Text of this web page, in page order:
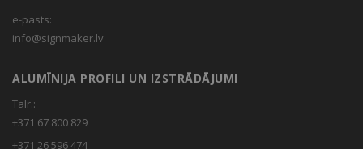
e-pasts:
info@signmaker.lv
ALUMĪNIJA PROFILI UN IZSTRĀDĀJUMI
Talr.:
+371 67 800 829
+371 26 596 474